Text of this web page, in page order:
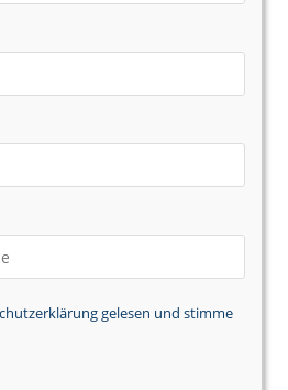
gelesen und stimme